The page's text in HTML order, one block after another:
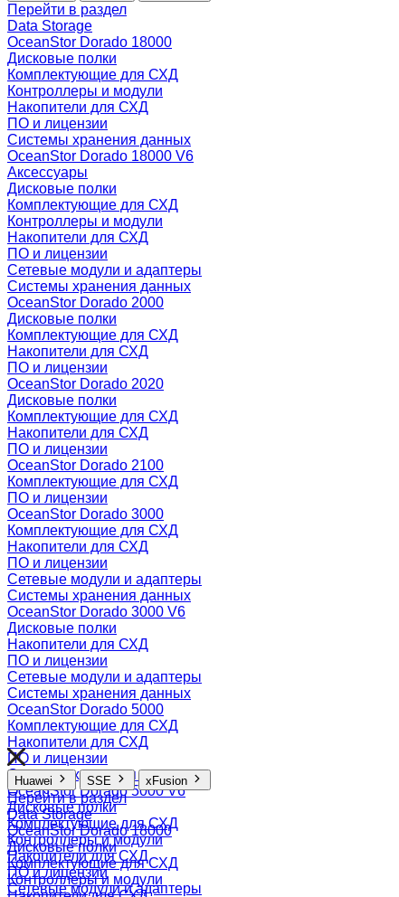
Перейти в раздел
Data Storage
OceanStor Dorado 18000
Дисковые полки
Комплектующие для СХД
Контроллеры и модули
Накопители для СХД
ПО и лицензии
Системы хранения данных
OceanStor Dorado 18000 V6
Аксессуары
Дисковые полки
Комплектующие для СХД
Контроллеры и модули
Накопители для СХД
ПО и лицензии
Сетевые модули и адаптеры
Системы хранения данных
OceanStor Dorado 2000
Дисковые полки
Комплектующие для СХД
Накопители для СХД
ПО и лицензии
OceanStor Dorado 2020
Дисковые полки
Комплектующие для СХД
Накопители для СХД
ПО и лицензии
OceanStor Dorado 2100
Комплектующие для СХД
ПО и лицензии
OceanStor Dorado 3000
Комплектующие для СХД
Накопители для СХД
ПО и лицензии
Сетевые модули и адаптеры
Системы хранения данных
OceanStor Dorado 3000 V6
Дисковые полки
Накопители для СХД
ПО и лицензии
Сетевые модули и адаптеры
Системы хранения данных
OceanStor Dorado 5000
Комплектующие для СХД
Накопители для СХД
ПО и лицензии
Системы хранения данных
OceanStor Dorado 5000 V6
Дисковые полки
Комплектующие для СХД
Контроллеры и модули
Накопители для СХД
ПО и лицензии
Сетевые модули и адаптеры
Huawei SSE xFusion
Перейти в раздел
Data Storage
OceanStor Dorado 18000
Дисковые полки
Комплектующие для СХД
Контроллеры и модули